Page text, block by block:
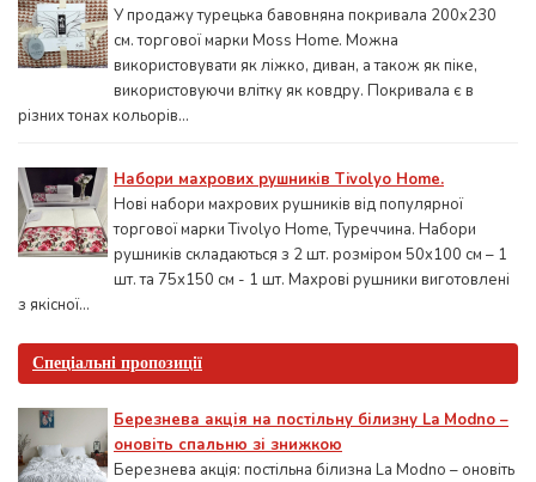
У продажу турецька бавовняна покривала 200x230
см. торгової марки Moss Home. Можна
використовувати як ліжко, диван, а також як піке,
використовуючи влітку як ковдру. Покривала є в
різних тонах кольорів...
Набори махрових рушників Tivolyo Home.
Нові набори махрових рушників від популярної
торгової марки Tivolyo Home, Туреччина. Набори
рушників складаються з 2 шт. розміром 50x100 см – 1
шт. та 75х150 см - 1 шт. Махрові рушники виготовлені
з якісної...
Спеціальні пропозиції
Березнева акція на постільну білизну La Modno –
оновіть спальню зі знижкою
Березнева акція: постільна білизна La Modno – оновіть